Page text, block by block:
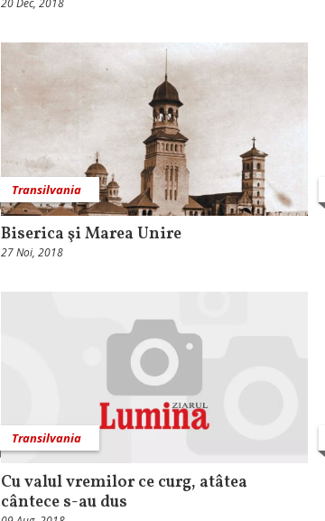
20 Dec, 2018
Transilvania
Biserica şi Marea Unire
27 Noi, 2018
Transilvania
Cu valul vremilor ce curg, atâtea
cântece s-au dus